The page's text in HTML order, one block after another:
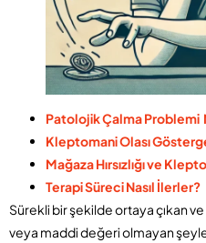
Patolojik Çalma Problemi
Kleptomani Olası
Mağaza Hırsızlığı ve
Terapi Süreci Nasıl İlerler?
Sürekli bir şekilde ortaya çıkan
veya maddi değeri olmayan